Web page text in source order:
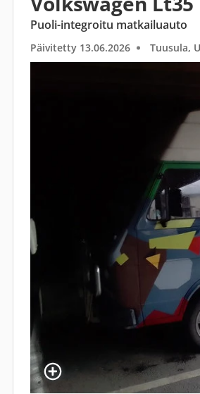
Puoli-integroitu matkailuauto
Päivitetty 13.06.2026 Tuusula,